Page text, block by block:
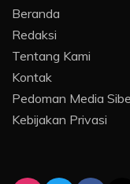
Beranda
Redaksi
Tentang Kami
Kontak
Pedoman Media
Kebijakan Privasi